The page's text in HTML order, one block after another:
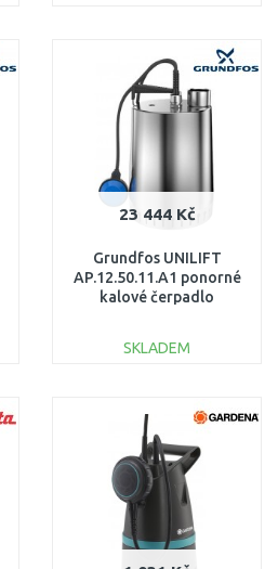
Porovnat
23 444 Kč
Grundfos UNILIFT
AP.12.50.11.A1 ponorné
kalové čerpadlo
SKLADEM
Porovnat